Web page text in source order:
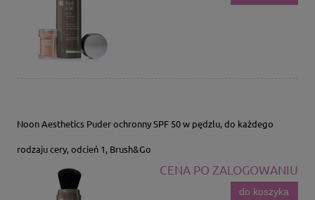
Noon Aesthetics Puder ochronny SPF 50 w pędzlu, do każdego
rodzaju cery, odcień 1, Brush&Go
CENA PO ZALOGOWANIU
do koszyka